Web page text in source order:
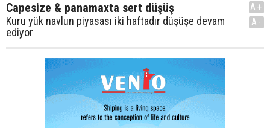
Capesize & panamaxta sert düşüş
Kuru yük navlun piyasası iki haftadır düşüşe devam
ediyor
A+
A-